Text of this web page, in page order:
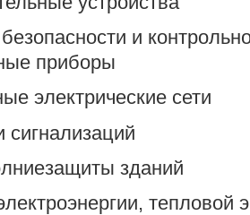
и
приборы
электрические сети
сигнализаций
зданий
тепловой